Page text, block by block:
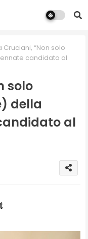
Cruciani, “Non solo
candidato al
solo
della
al